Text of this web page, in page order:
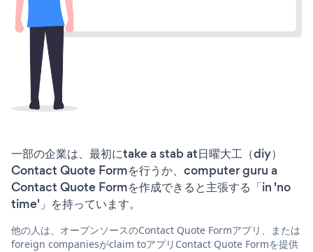
一部の企業は、最初にtake a stab at日曜大工（diy）
Contact Quote Formを行うか、computer guru a
Contact Quote Formを作成できると主張する「in 'no
time'」を持っています。
他の人は、オープンソースのContact Quote Formアプリ、または
foreign companiesがclaim toアプリContact Quote Formを提供